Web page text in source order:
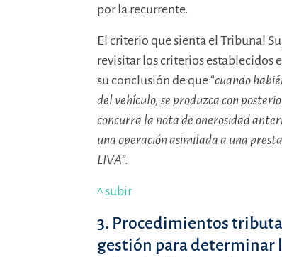
por la recurrente.
El criterio que sienta el Tribunal
revisitar los criterios establecidos
su conclusión de que “cuando
del vehículo, se produzca con
concurra la nota de onerosidad
una operación asimilada a una
LIVA”.
^ subir
3. Procedimientos
gestión para determinar